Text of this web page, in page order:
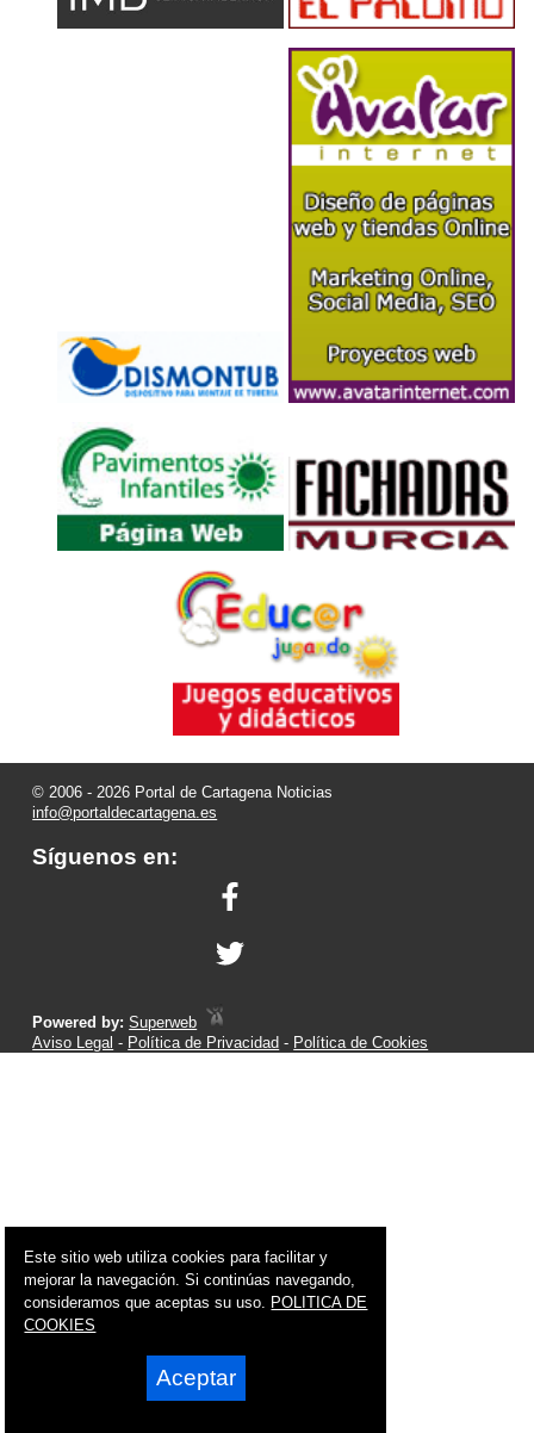
© 2006 - 2026 Portal de Cartagena Noticias
info@portaldecartagena.es
Síguenos en:
Powered by:Superweb
Aviso Legal - Política de Privacidad - Política de Cookies
Este sitio web utiliza cookies para facilitar y
mejorar la navegación. Si continúas navegando,
consideramos que aceptas su uso. POLITICA DE
COOKIES
Aceptar